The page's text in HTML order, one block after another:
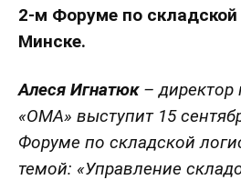
2-м Форуме по складской
Минске.
Алеся Игнатюк –
«ОМА» выступит 15
Форуме по складской
темой: «Управление